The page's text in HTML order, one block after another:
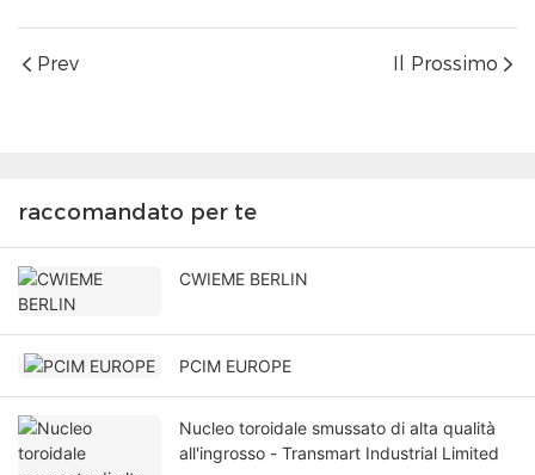
Prev Il Prossimo
raccomandato per te
CWIEME BERLIN
PCIM EUROPE
Nucleo toroidale smussato di alta qualità
all'ingrosso - Transmart Industrial Limited